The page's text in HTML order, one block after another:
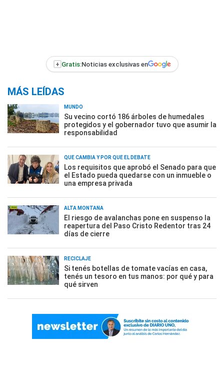
+ Gratis:Noticias exclusivas en
MÁS LEÍDAS
MUNDO
Su vecino cortó 186 árboles de humedales
protegidos y el gobernador tuvo que asumir la
responsabilidad
QUÉ CAMBIA Y POR QUÉ EL DEBATE
Los requisitos que aprobó el Senado para que
el Estado pueda quedarse con un inmueble o
una empresa privada
ALTA MONTAÑA
El riesgo de avalanchas pone en suspenso la
reapertura del Paso Cristo Redentor tras 24
días de cierre
RECICLAJE
Si tenés botellas de tomate vacías en casa,
tenés un tesoro en tus manos: por qué y para
qué sirven